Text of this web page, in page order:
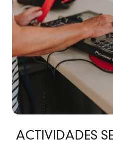
ACTIVIDADES